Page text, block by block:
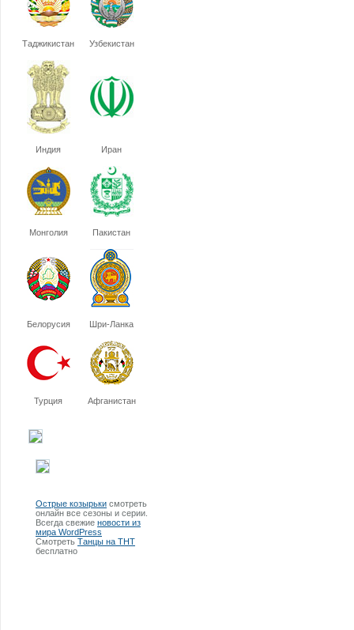
Таджикистан Узбекистан
Индия Иран
Монголия Пакистан
Белорусия Шри-Ланка
Турция Афганистан
Острые козырьки смотреть
онлайн все сезоны и серии.
Всегда свежие новости из
мира WordPress
Смотреть Танцы на ТНТ
бесплатно